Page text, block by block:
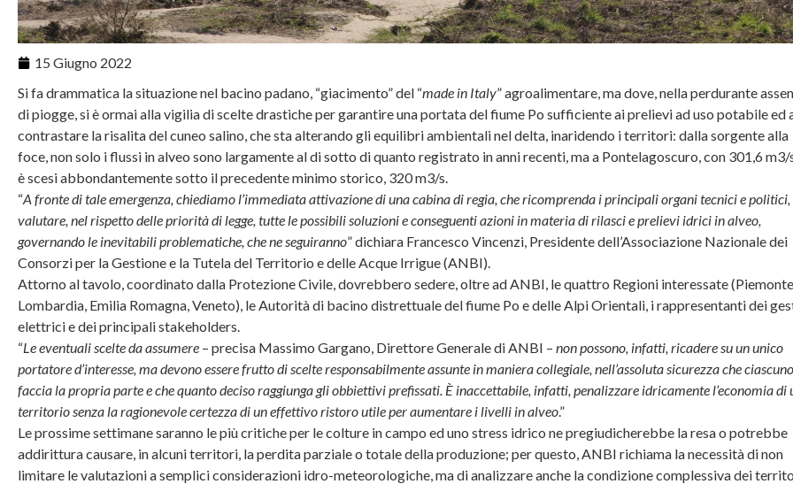
15 Giugno 2022
Si fa drammatica la situazione nel bacino padano, “giacimento” del “made in Italy” agroalimentare, ma dove, nella perdurante
di piogge, si è ormai alla vigilia di scelte drastiche per garantire una portata del fiume Po sufficiente ai prelievi ad uso potabile ed
contrastare la risalita del cuneo salino, che sta alterando gli equilibri ambientali nel delta, inaridendo i territori: dalla sorgente alla
foce, non solo i flussi in alveo sono largamente al di sotto di quanto registrato in anni recenti, ma a Pontelagoscuro, con 301,6 m3/
è scesi abbondantemente sotto il precedente minimo storico, 320 m3/s.
“A fronte di tale emergenza, chiediamo l’immediata attivazione di una cabina di regia, che ricomprenda i principali organi tecnici e politici,
valutare, nel rispetto delle priorità di legge, tutte le possibili soluzioni e conseguenti azioni in materia di rilasci e prelievi idrici in alveo,
governando le inevitabili problematiche, che ne seguiranno” dichiara Francesco Vincenzi, Presidente dell’Associazione Nazionale dei
Consorzi per la Gestione e la Tutela del Territorio e delle Acque Irrigue (ANBI).
Attorno al tavolo, coordinato dalla Protezione Civile, dovrebbero sedere, oltre ad ANBI, le quattro Regioni interessate (Piemonte,
Lombardia, Emilia Romagna, Veneto), le Autorità di bacino distrettuale del fiume Po e delle Alpi Orientali, i rappresentanti dei
elettrici e dei principali stakeholders.
“Le eventuali scelte da assumere – precisa Massimo Gargano, Direttore Generale di ANBI – non possono, infatti, ricadere su un unico
portatore d’interesse, ma devono essere frutto di scelte responsabilmente assunte in maniera collegiale, nell’assoluta sicurezza che ciascuno
faccia la propria parte e che quanto deciso raggiunga gli obbiettivi prefissati. È inaccettabile, infatti, penalizzare idricamente l’economia di
territorio senza la ragionevole certezza di un effettivo ristoro utile per aumentare i livelli in alveo.”
Le prossime settimane saranno le più critiche per le colture in campo ed uno stress idrico ne pregiudicherebbe la resa o potrebbe
addirittura causare, in alcuni territori, la perdita parziale o totale della produzione; per questo, ANBI richiama la necessità di non
limitare le valutazioni a semplici considerazioni idro-meteorologiche, ma di analizzare anche la condizione complessiva dei